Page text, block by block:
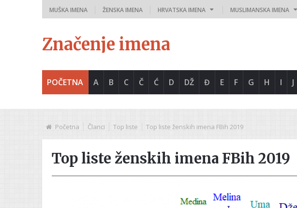
MUŠKA IMENA ŽENSKA IMENA HRVATSKA IMENA MUSLIMANSKA IMENA
Značenje imena
POČETNA A B C Č Ć D DŽ Đ E F G H I J
Početna Članci Top liste Top liste ženskih imena FBih 2019
Top liste ženskih imena FBih 2019